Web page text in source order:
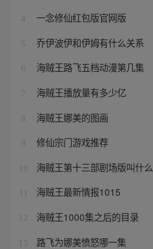
4 一念修仙红包版官网版
5 乔伊波伊和伊姆有什么关系
6 海贼王路飞五档动漫第几集
7 海贼王播放量有多少亿
8 海贼王娜美的图画
9 修仙宗门游戏推荐
10 海贼王第十三部剧场版叫什么
海贼王最新情报1015
12 海贼王1000集之后的目录
13 路飞为娜美愤怒哪一集